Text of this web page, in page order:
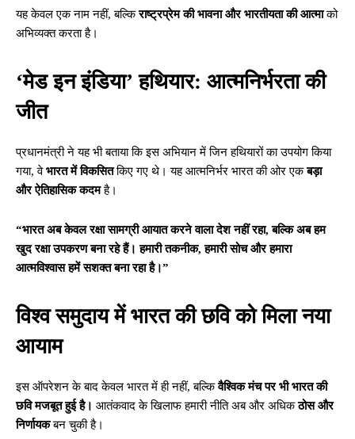
यह केवल एक नाम नहीं, बल्किराष्ट्रप्रेम की भावना और भारतीयता की आत्माको
अभिव्यक्त करता है।
‘मेड इन इंडिया’ हथियार: आत्मनिर्भरता की
जीत
प्रधानमंत्री ने यह भी बताया कि इस अभियान में जिन हथियारों का उपयोग किया
गया, वेभारत में विकसितकिए गए थे। यह आत्मनिर्भर भारत की ओर एकबड़ा
और ऐतिहासिक कदमहै।
“भारत अब केवल रक्षा सामग्री आयात करने वाला देश नहीं रहा, बल्कि अब हम
खुद रक्षा उपकरण बना रहे हैं। हमारी तकनीक, हमारी सोच और हमारा
आत्मविश्वास हमें सशक्त बना रहा है।”
विश्व समुदाय में भारत की छवि को मिला नया
आयाम
इस ऑपरेशन के बाद केवल भारत में ही नहीं, बल्किवैश्विक मंच पर भी भारत की
छवि मजबूत हुई है। आतंकवाद के खिलाफ हमारी नीति अब और अधिकठोस और
निर्णायकबन चुकी है।